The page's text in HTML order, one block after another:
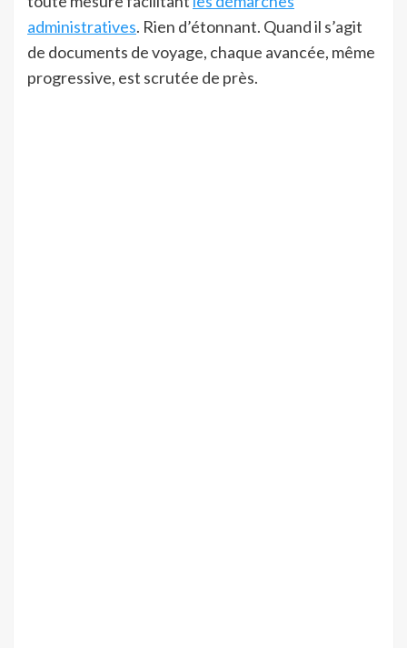
administratives. Rien d’étonnant. Quand il s’agit
de documents de voyage, chaque avancée, même
progressive, est scrutée de près.